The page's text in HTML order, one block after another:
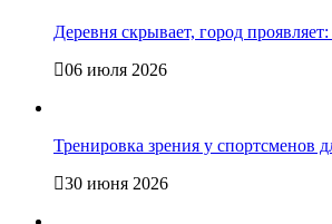
Деревня скрывает, город
06 июля 2026
Тренировка зрения у спортсменов
30 июня 2026